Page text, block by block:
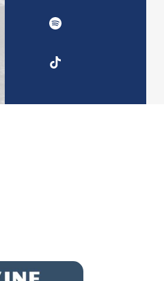
UKSW
UKSW